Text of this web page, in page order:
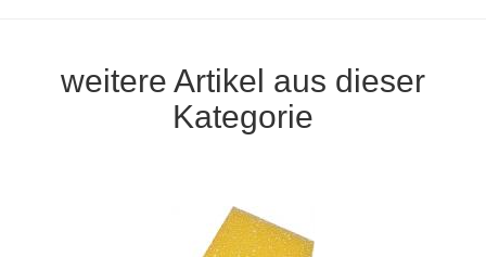
weitere Artikel aus dieser
Kategorie